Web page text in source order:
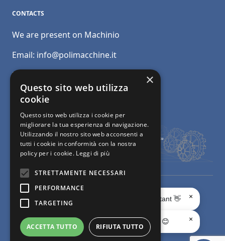
CONTACTS
We are present on Machinio
Email: info@polimacchine.it
Phone:
Mobile:+39 348 5110011
© Polimacchine Verona Italia
- Used machines for the
processing of marble and granite -
Facebook page
X pageInstagram page
youtube page
Linkedin page
whats app page
Ciao, sono il tuo AI Assistant 👋 ×
Chiedimi quello che vuoi 😊 ×
×
Questo sito web utilizza
cookie
Questo sito web utilizza i cookie per
migliorare la tua esperienza di navigazione.
Utilizzando il nostro sito web acconsenti a
tutti i cookie in conformità con la nostra
policy per i cookie. Leggi di più
STRETTAMENTE NECESSARI
PERFORMANCE
TARGETING
ACCETTA TUTTO RIFIUTA TUTTO